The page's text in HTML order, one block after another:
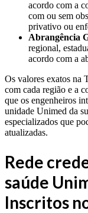
acordo com a
com ou sem
privativo ou
Abrangência
regional,
acordo com a
Os valores exatos na
com cada região e a
que os engenheiros
unidade Unimed da
especializados que
atualizadas.
Rede
saúde
Inscritos